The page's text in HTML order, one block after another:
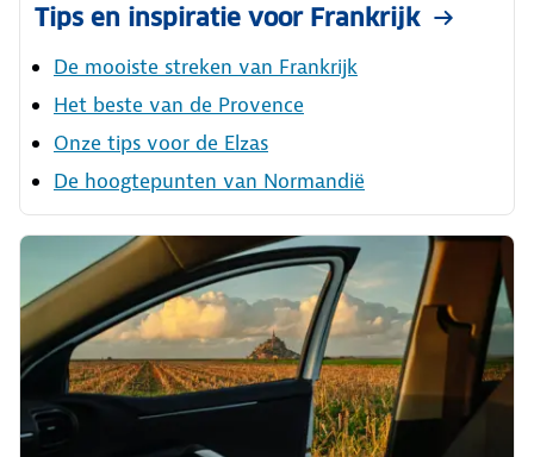
Tips en inspiratie voor Frankrijk
De mooiste streken van Frankrijk
Het beste van de Provence
Onze tips voor de Elzas
De hoogtepunten van Normandië